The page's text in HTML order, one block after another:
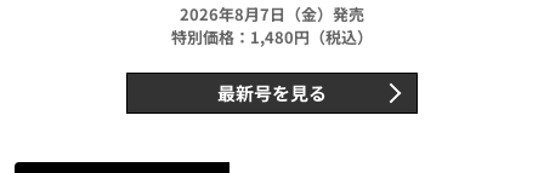
2026年8月7日（金）発売
特別価格：1,480円（税込）
最新号を見る